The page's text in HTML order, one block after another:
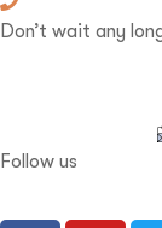
Don’t wait any
Follow us